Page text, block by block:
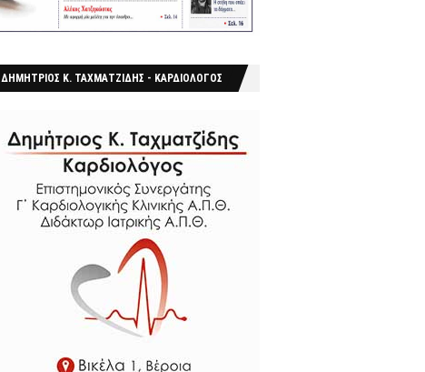
ΔΗΜΗΤΡΙΟΣ Κ. ΤΑΧΜΑΤΖΙΔΗΣ - ΚΑΡΔΙΟΛΟΓΟΣ